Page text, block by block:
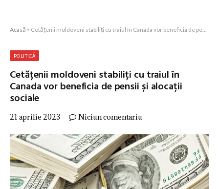
Acasă » Cetățenii moldoveni stabiliți cu traiul în Canada vor beneficia de pensii și alocații sociale
POLITICĂ
Cetățenii moldoveni stabiliți cu traiul în
Canada vor beneficia de pensii și alocații
sociale
21 aprilie 2023 Niciun comentariu